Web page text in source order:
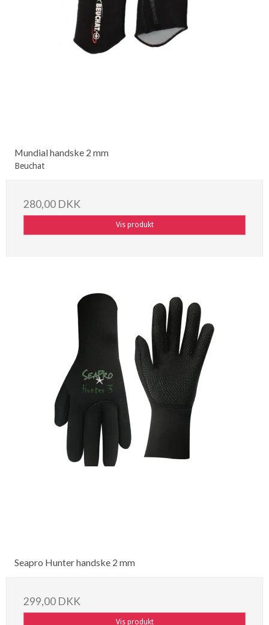
Mundial handske 2 mm
Beuchat
280,00 DKK
Vis produkt
Seapro Hunter handske 2 mm
299,00 DKK
Vis produkt